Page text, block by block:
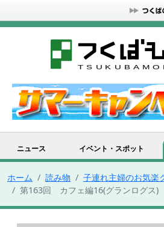
ニュース イベント・スポット
ホーム 読み物
子連れ主婦のお気楽
第163回 カフェ編16(グランログス)